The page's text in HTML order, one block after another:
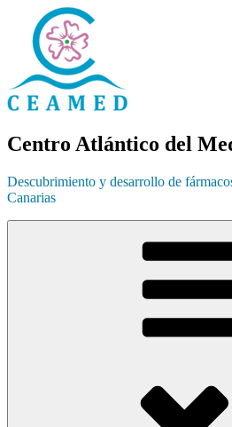
contenido
Centro Atlántico del
Descubrimiento y desarrollo de
Canarias